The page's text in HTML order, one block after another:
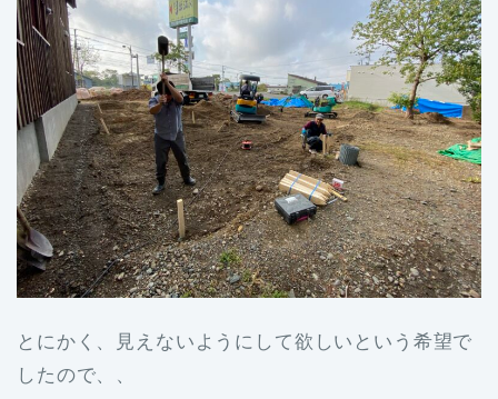
とにかく、見えないようにして欲しいという希望で
したので、、